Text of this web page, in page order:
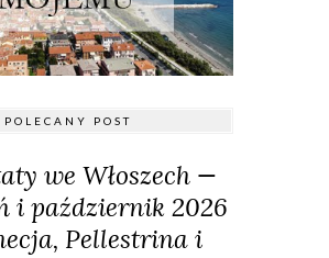
POLECANY POST
we Włoszech —
i październik 2026
Pellestrina i